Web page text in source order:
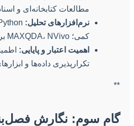
مطالعات کتابخانه‌ای و
نرم‌افزارهای تحلیل:
کمی؛ MAXQDA، NVivo برای تحلیل کیفی.
اهمیت اعتبار و پایایی:
تکرارپذیری داده‌ها و
**
گام سوم: نگارش